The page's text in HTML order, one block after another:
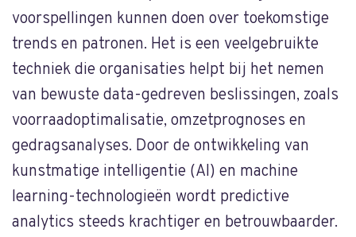
voorspellingen kunnen doen over toekomstige
trends en patronen. Het is een veelgebruikte
techniek die organisaties helpt bij het nemen
van bewuste data-gedreven beslissingen, zoals
voorraadoptimalisatie, omzetprognoses en
gedragsanalyses. Door de ontwikkeling van
kunstmatige intelligentie (AI) en machine
learning-technologieën wordt predictive
analytics steeds krachtiger en betrouwbaarder.